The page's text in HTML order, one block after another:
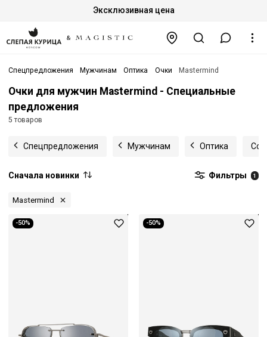
Эксклюзивная цена
Спецпредложения Мужчинам Оптика Очки Mastermind
Очки для мужчин Mastermind - Специальные
предложения
5 товаров
Спецпредложения Мужчинам Оптика
Сначала новинки Фильтры 1
Mastermind
-50% -50%